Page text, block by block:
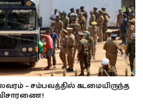
– சம்பவத்தில் கடமையிருந்த
விசாரணை !